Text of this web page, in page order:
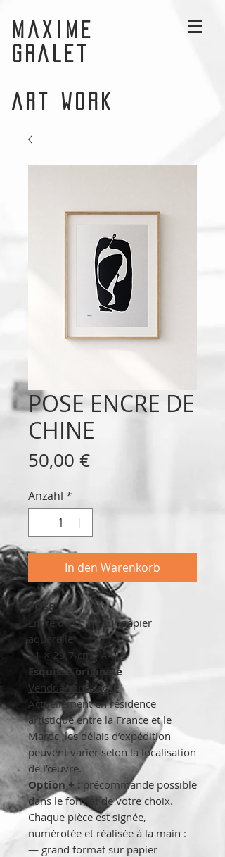
MAXIME
GRALET
ART WORK
POSE ENCRE DE
CHINE
50,00 €Preis
Anzahl *
In den Warenkorb
POSE
Encre de Chine sur papier
aquarelle
21 × 29,7 cm ( A4)
Esquisse originale
Vendue sans cadre
Actuellement en résidence
artistique entre la France et le
Maroc, les délais d’expédition
peuvent varier selon la localisation
de l’œuvre.
Option + : précommande possible
dans le format de votre choix.
Chaque pièce est signée,
numérotée et réalisée à la main :
— grand format sur papier